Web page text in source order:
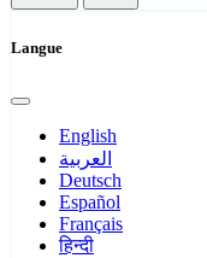
Langue
English
العربية
Deutsch
Español
Français
हिन्दी